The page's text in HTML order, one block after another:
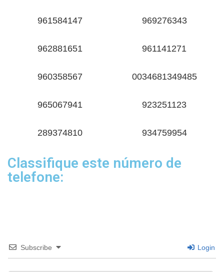
961584147 969276343
962881651 961141271
960358567 0034681349485
965067941 923251123
289374810 934759954
Classifique este número de
telefone:
Subscribe Login